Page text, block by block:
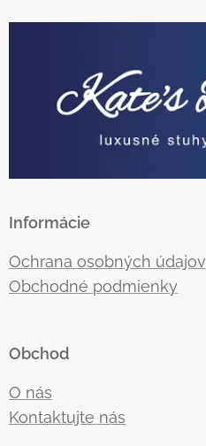
Informácie
Ochrana osobných údajov
Obchodné podmienky
Obchod
O nás
Kontaktujte nás